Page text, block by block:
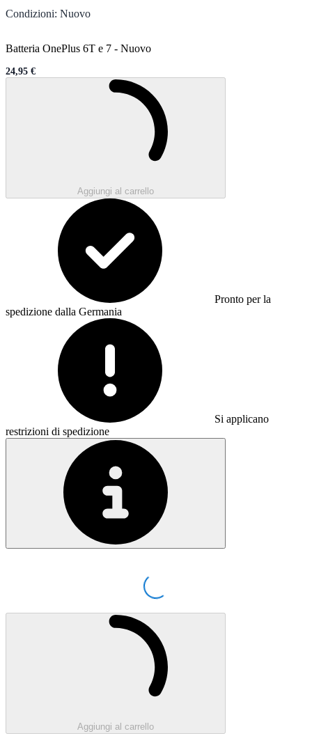
Condizioni: Nuovo
Batteria OnePlus 6T e 7 - Nuovo
Sale price
24,95 €
Aggiungi al carrello
Pronto per la
spedizione dalla Germania
Si applicano
restrizioni di spedizione
Loading...
Aggiungi al carrello